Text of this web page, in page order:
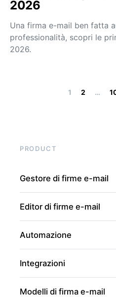
2026
Una firma e-mail ben fatta
professionalità, scopri le
2026.
1 2 …
PRODUCT
Gestore di firme e-mail
Editor di firme e-mail
Automazione
Integrazioni
Modelli di firma e-mail